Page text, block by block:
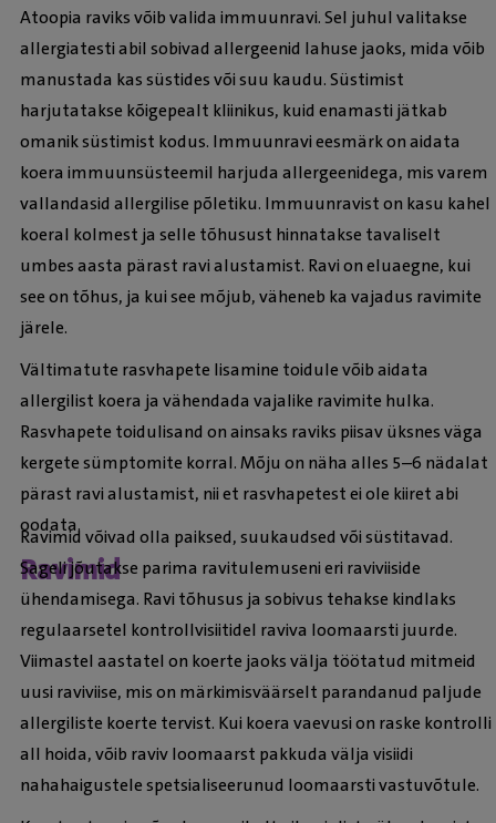
Atoopia raviks võib valida immuunravi. Sel juhul valitakse
allergiatesti abil sobivad allergeenid lahuse jaoks, mida võib
manustada kas süstides või suu kaudu. Süstimist
harjutatakse kõigepealt kliinikus, kuid enamasti jätkab
omanik süstimist kodus. Immuunravi eesmärk on aidata
koera immuunsüsteemil harjuda allergeenidega, mis varem
vallandasid allergilise põletiku. Immuunravist on kasu kahel
koeral kolmest ja selle tõhusust hinnatakse tavaliselt
umbes aasta pärast ravi alustamist. Ravi on eluaegne, kui
see on tõhus, ja kui see mõjub, väheneb ka vajadus ravimite
järele.
Vältimatute rasvhapete lisamine toidule võib aidata
allergilist koera ja vähendada vajalike ravimite hulka.
Rasvhapete toidulisand on ainsaks raviks piisav üksnes väga
kergete sümptomite korral. Mõju on näha alles 5–6 nädalat
pärast ravi alustamist, nii et rasvhapetest ei ole kiiret abi
oodata.
Ravimid
Ravimid võivad olla paiksed, suukaudsed või süstitavad.
Sageli jõutakse parima ravitulemuseni eri raviviiside
ühendamisega. Ravi tõhusus ja sobivus tehakse kindlaks
regulaarsetel kontrollvisiitidel raviva loomaarsti juurde.
Viimastel aastatel on koerte jaoks välja töötatud mitmeid
uusi raviviise, mis on märkimisväärselt parandanud paljude
allergiliste koerte tervist. Kui koera vaevusi on raske kontrolli
all hoida, võib raviv loomaarst pakkuda välja visiidi
nahahaigustele spetsialiseerunud loomaarsti vastuvõtule.